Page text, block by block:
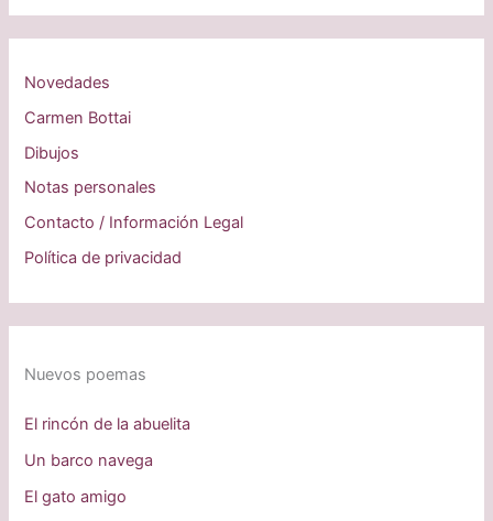
Novedades
Carmen Bottai
Dibujos
Notas personales
Contacto / Información Legal
Política de privacidad
Nuevos poemas
El rincón de la abuelita
Un barco navega
El gato amigo